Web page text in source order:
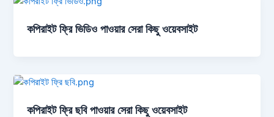
কপিরাইট ফ্রি ভিডিও পাওয়ার সেরা কিছু ওয়েবসাইট
কপিরাইট ফ্রি ছবি পাওয়ার সেরা কিছু ওয়েবসাইট